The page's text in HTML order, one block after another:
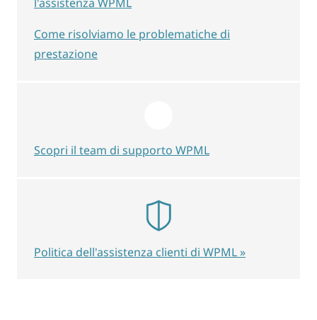
Come risolviamo le problematiche di
prestazione
Scopri il team di supporto WPML
Politica dell'assistenza clienti di WPML »